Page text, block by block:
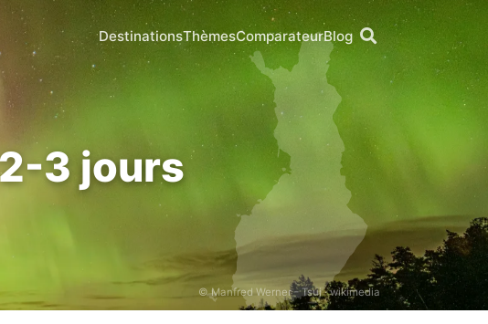
DestinationsThèmesComparateurBlog
3 jours
© Manfred Werner - Tsui ·wikimedia